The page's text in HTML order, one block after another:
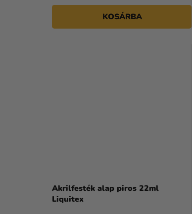
KOSÁRBA
Akrilfesték alap piros 22ml
Liquitex